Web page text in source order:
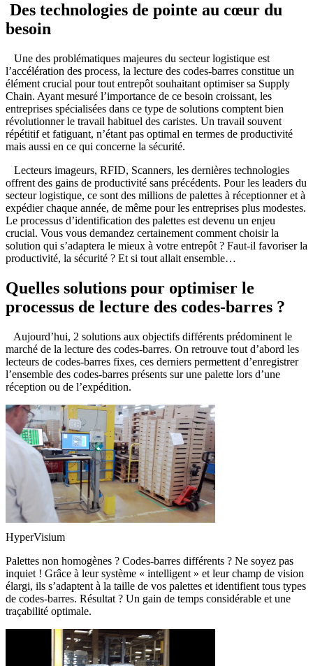
Des technologies de pointe au cœur du
besoin
Une des problématiques majeures du secteur logistique est
l’accélération des process, la lecture des codes-barres constitue un
élément crucial pour tout entrepôt souhaitant optimiser sa Supply
Chain. Ayant mesuré l’importance de ce besoin croissant, les
entreprises spécialisées dans ce type de solutions comptent bien
révolutionner le travail habituel des caristes. Un travail souvent
répétitif et fatiguant, n’étant pas optimal en termes de productivité
mais aussi en ce qui concerne la sécurité.
Lecteurs imageurs, RFID, Scanners, les dernières technologies
offrent des gains de productivité sans précédents. Pour les leaders du
secteur logistique, ce sont des millions de palettes à réceptionner et à
expédier chaque année, de même pour les entreprises plus modestes.
Le processus d’identification des palettes est devenu un enjeu
crucial. Vous vous demandez certainement comment choisir la
solution qui s’adaptera le mieux à votre entrepôt ? Faut-il favoriser la
productivité, la sécurité ? Et si tout allait ensemble…
Quelles solutions pour optimiser le
processus de lecture des codes-barres ?
Aujourd’hui, 2 solutions aux objectifs différents prédominent le
marché de la lecture des codes-barres. On retrouve tout d’abord les
lecteurs de codes-barres fixes, ces derniers permettent d’enregistrer
l’ensemble des codes-barres présents sur une palette lors d’une
réception ou de l’expédition.
HyperVisium
Palettes non homogènes ? Codes-barres différents ? Ne soyez pas
inquiet ! Grâce à leur système « intelligent » et leur champ de vision
élargi, ils s’adaptent à la taille de vos palettes et identifient tous types
de codes-barres. Résultat ? Un gain de temps considérable et une
traçabilité optimale.